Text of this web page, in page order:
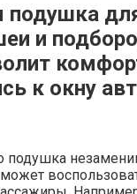
подушка
и
к окну
подушка